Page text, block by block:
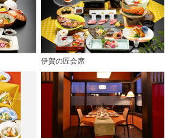
伊賀の匠会席